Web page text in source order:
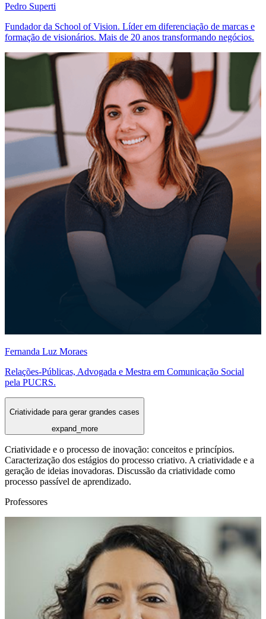
Pedro Superti
Fundador da School of Vision. Líder em diferenciação de marcas e
formação de visionários. Mais de 20 anos transformando negócios.
Fernanda Luz Moraes
Relações-Públicas, Advogada e Mestra em Comunicação Social
pela PUCRS.
Criatividade para gerar grandes cases
expand_more
Criatividade e o processo de inovação: conceitos e princípios.
Caracterização dos estágios do processo criativo. A criatividade e a
geração de ideias inovadoras. Discussão da criatividade como
processo passível de aprendizado.
Professores